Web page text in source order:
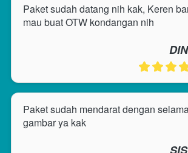
Paket sudah datang nih kak, Keren
mau buat OTW kondangan nih
Paket sudah mendarat dengan
gambar ya kak